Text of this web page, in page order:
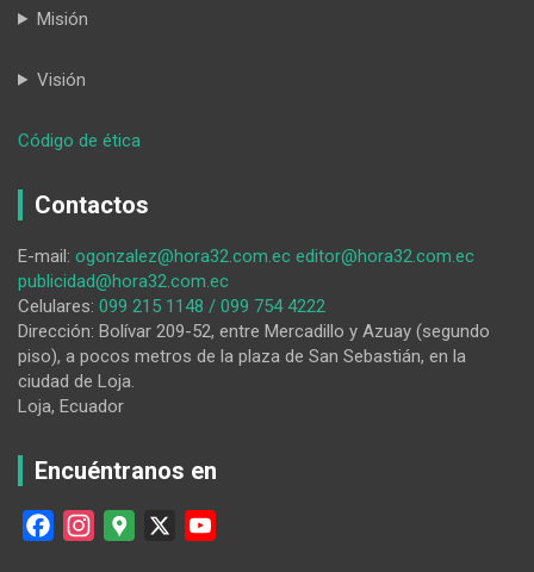
Misión
Visión
Código de ética
02-
Contactos
E-mail: ogonzalez@hora32.com.ec editor@hora32.com.ec
publicidad@hora32.com.ec
Celulares: 099 215 1148 / 099 754 4222
Dirección: Bolívar 209-52, entre Mercadillo y Azuay (segundo
piso), a pocos metros de la plaza de San Sebastián, en la
ciudad de Loja.
Loja, Ecuador
Encuéntranos en